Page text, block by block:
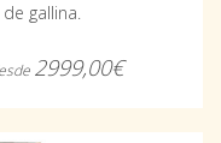
gallina.
2999,00€